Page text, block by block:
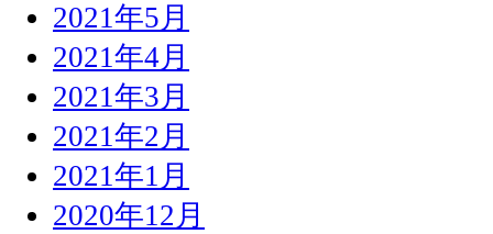
2021年5月
2021年4月
2021年3月
2021年2月
2021年1月
2020年12月